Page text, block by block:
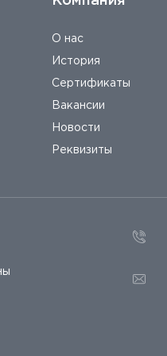
О нас
История
Сертификаты
Вакансии
Новости
Реквизиты